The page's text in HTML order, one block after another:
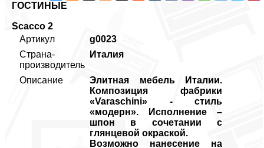
ГОСТИНЫЕ
Scacco 2
Артикул
g0023
Страна-
производитель
Италия
Описание
Элитная мебель Италии.
Композиция фабрики
«Varaschini» - стиль
«модерн». Исполнение –
шпон в сочетании с
глянцевой окраской.
Возможно нанесение на